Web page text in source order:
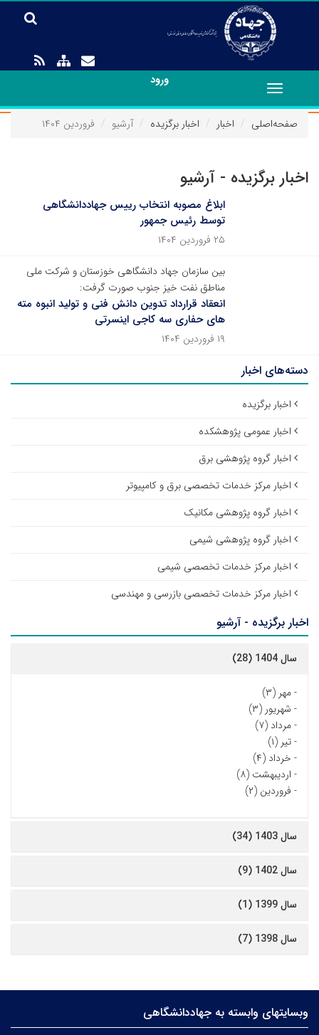
ورود
Toggle
navigation
صفحه‌اصلی
اخبار اخبار برگزیده آرشیو فروردین ۱۴۰۴
اخبار برگزیده - آرشیو
ابلاغ مصوبه انتخاب رییس جهاددانشگاهی
توسط رئیس جمهور
۲۵ فروردین ۱۴۰۴
بین سازمان جهاد دانشگاهی خوزستان و شرکت ملی
مناطق نفت خیز جنوب صورت گرفت:
انعقاد قرارداد تدوین دانش فنی و تولید انبوه مته
های حفاری سه کاجی اینسرتی
۱۹ فروردین ۱۴۰۴
دسته‌های اخبار
اخبار برگزیده
اخبار عمومی پژوهشکده
اخبار گروه پژوهشی برق
اخبار مرکز خدمات تخصصی برق و کامپیوتر
اخبار گروه پژوهشی مکانیک
اخبار گروه پژوهشی شیمی
اخبار مرکز خدمات تخصصی شیمی
اخبار مرکز خدمات تخصصی بازرسی و مهندسی
اخبار برگزیده - آرشیو
سال 1404 (28)
-مهر (۳)
- شهریور (۳)
-مرداد (۷)
-تیر (۱)
- خرداد (۴)
- اردیبهشت (۸)
- فروردین (۲)
سال 1403 (34)
سال 1402 (9)
سال 1399 (1)
سال 1398 (7)
وبسایتهای وابسته به جهاددانشگاهی